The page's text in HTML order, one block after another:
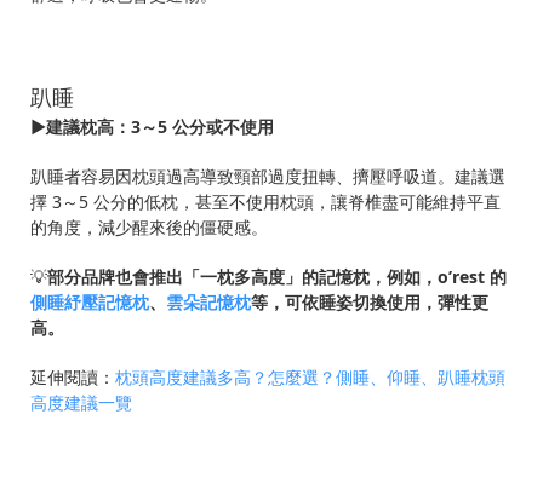
趴睡
▶建議枕高：3～5 公分或不使用
趴睡者容易因枕頭過高導致頸部過度扭轉、擠壓呼吸道。建議選
擇 3～5 公分的低枕，甚至不使用枕頭，讓脊椎盡可能維持平直
的角度，減少醒來後的僵硬感。
💡部分品牌也會推出「一枕多高度」的記憶枕，例如，o’rest 的
側睡紓壓記憶枕、 雲朵記憶枕等，可依睡姿切換使用，彈性更
高。
延伸閱讀： 枕頭高度建議多高？怎麼選？側睡、仰睡、趴睡枕頭
高度建議一覽